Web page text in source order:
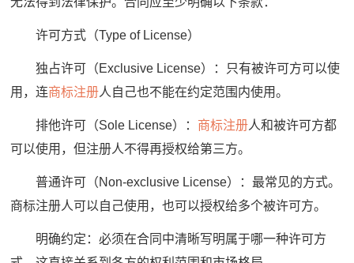
许可方式（Type of License）
独占许可（Exclusive License）：只有被许可方可以使
用，连商标注册人自己也不能在约定范围内使用。
排他许可（Sole License）： 商标注册人和被许可方都
可以使用，但注册人不得再授权给第三方。
普通许可（Non-exclusive License）：最常见的方式。
商标注册人可以自己使用，也可以授权给多个被许可方。
明确约定：必须在合同中清晰写明属于哪一种许可方